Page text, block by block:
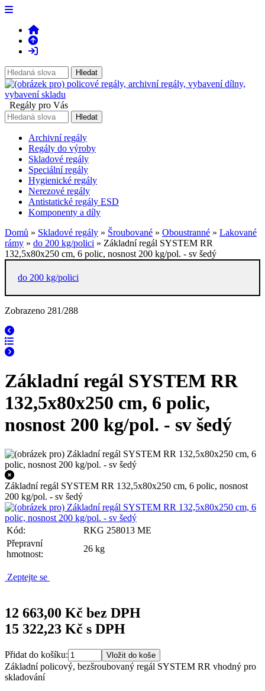
Regály pro Vás
Archivní regály
Regály do výroby
Skladové regály
Speciální regály
Hygienické regály
Nerezové regály
Antistatické regály ESD
Komponenty a díly
Domů » Skladové regály » Šroubované » Oboustranné » Lakované
rámy » do 200 kg/polici » Základní regál SYSTEM RR
132,5x80x250 cm, 6 polic, nosnost 200 kg/pol. - sv šedý
do 200 kg/polici
Zobrazeno 281/288
Základní regál SYSTEM RR
132,5x80x250 cm, 6 polic,
nosnost 200 kg/pol. - sv šedý
Základní regál SYSTEM RR 132,5x80x250 cm, 6 polic, nosnost
200 kg/pol. - sv šedý
Kód:
RKG 258013 ME
Přepravní
hmotnost:
26 kg
Zeptejte se
12 663,00 Kč bez DPH
15 322,23 Kč s DPH
Přidat do košíku:
Základní policový, bezšroubovaný regál SYSTEM RR vhodný pro
skladování